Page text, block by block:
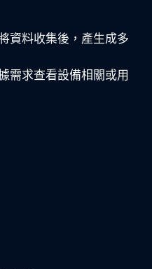
資料收集後，產生成多
需求查看設備相關或用